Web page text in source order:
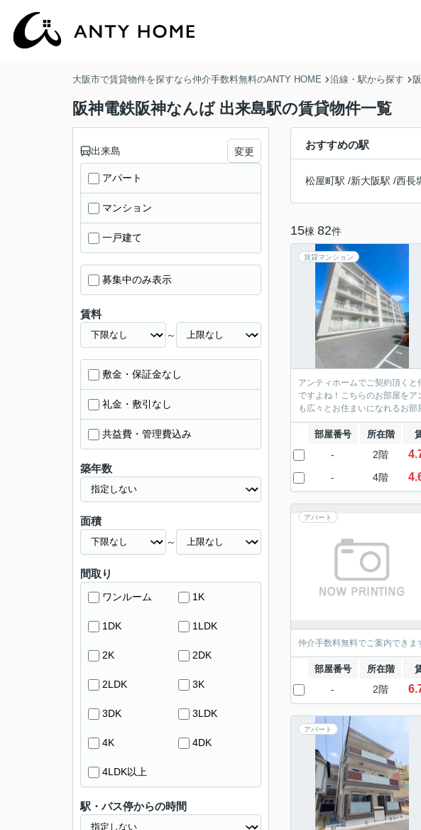
大阪市で賃貸物件を探すなら仲介手数料無料のANTY HOME 沿線・駅から探す
阪神電鉄阪神なんば 出来島駅の賃貸物件一覧
おすすめの駅
松屋町駅 /新大阪駅 /西長
15棟 82件
賃貸マンション
アンティホームでご契約頂く
ですよね！こちらのお部屋を
も広々とお住まいになれるお部
部屋番号 所在階
- 2階
- 4階
アパート
仲介手数料無料でご案内できま
部屋番号 所在階
- 2階
アパート
出来島 変更
アパート
マンション
一戸建て
募集中のみ表示
賃料
～
敷金・保証金なし
礼金・敷引なし
共益費・管理費込み
築年数
面積
～
間取り
ワンルーム 1K
1DK 1LDK
2K 2DK
2LDK 3K
3DK 3LDK
4K 4DK
4LDK以上
駅・バス停からの時間